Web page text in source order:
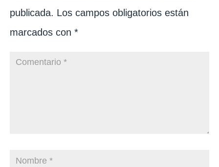
publicada. Los campos obligatorios están
marcados con *